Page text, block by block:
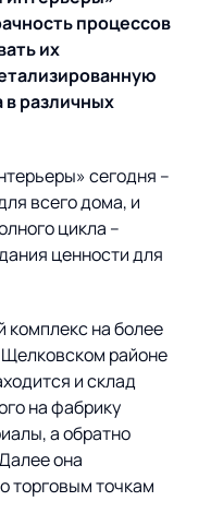
AI
сервисы
центров
СМИ о нас
мероприятий
процессов
их
в различных
сегодня –
всего дома, и
цикла –
ценности для
комплекс на более
районе
и склад
на фабрику
а обратно
она
торговым точкам